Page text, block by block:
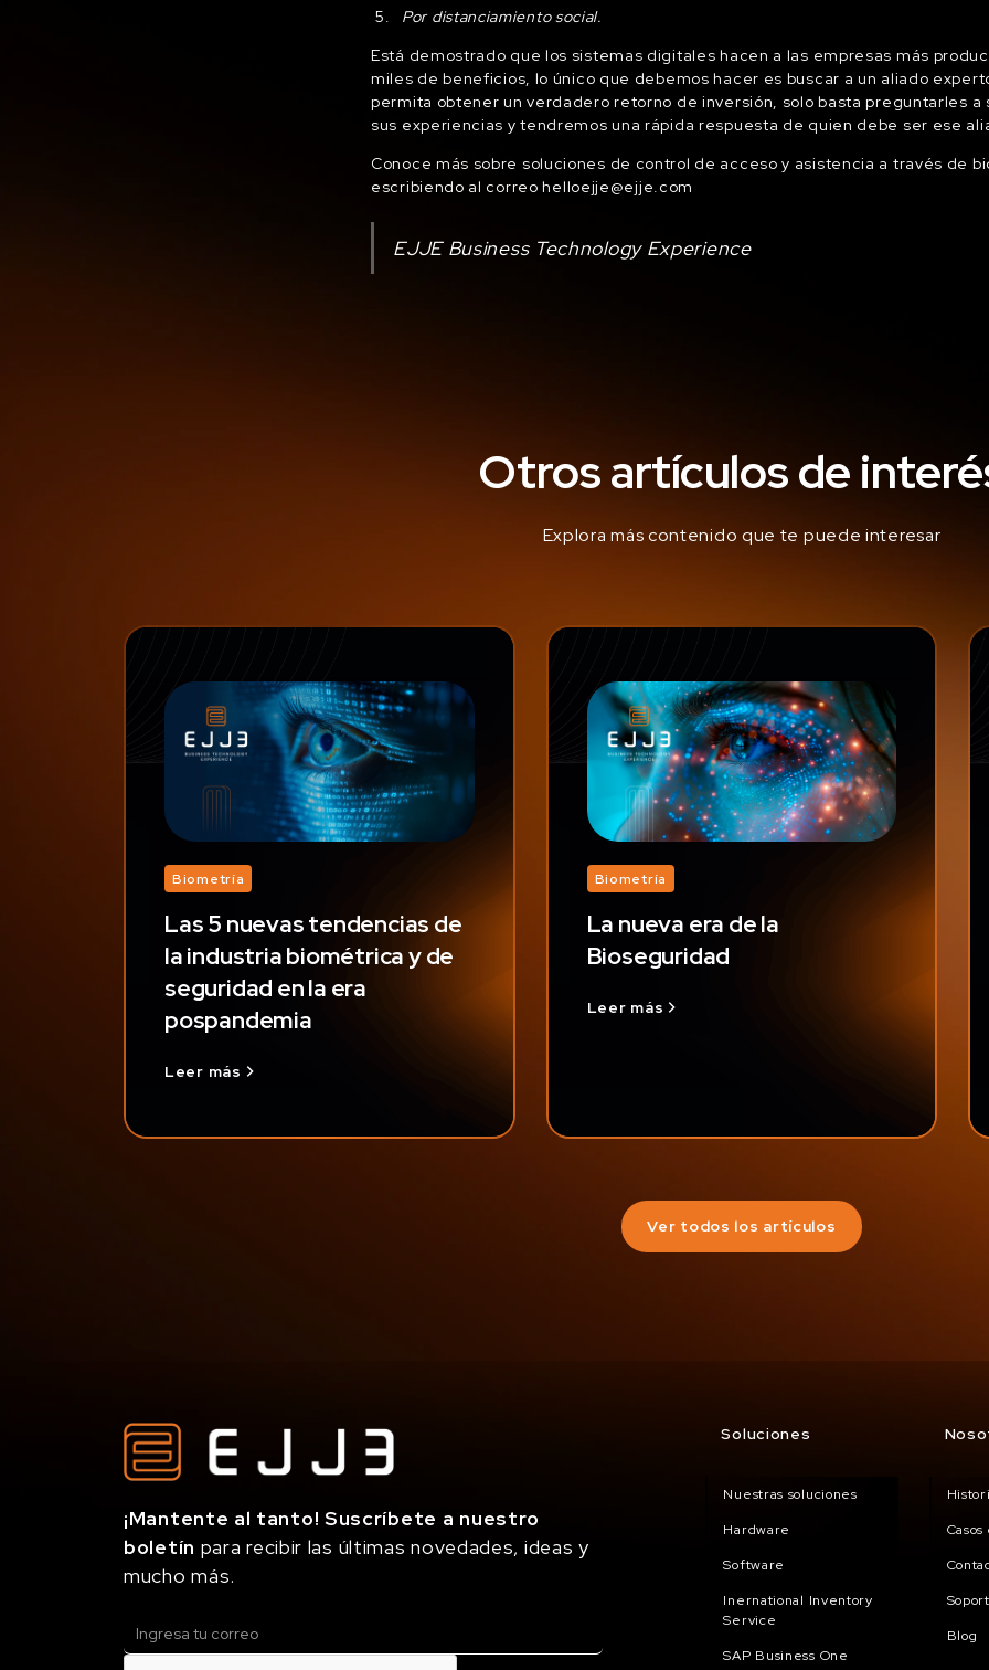
Por distanciamiento social.
Está demostrado que los sistemas digitales hacen a las empresas más
miles de beneficios, lo único que debemos hacer es buscar a un aliado
permita obtener un verdadero retorno de inversión, solo basta preguntarles a
sus experiencias y tendremos una rápida respuesta de quien debe ser ese
Conoce más sobre soluciones de control de acceso y asistencia a través de
escribiendo al correohelloejje@ejje.com
EJJE Business Technology Experience
Otros artículos de
Explora más contenido que te puede interesar
Biometría
Las 5 nuevas tendencias de
la industria biométrica y de
seguridad en la era
pospandemia
Leer más
Biometría
La nueva era de la
Bioseguridad
Leer más
Ver todos los artículos
¡Mantente al tanto! Suscríbete a nuestro
boletín para recibir las últimas novedades, ideas y
mucho más.
Soluciones
Nuestras soluciones
Hardware
Software
Inernational Inventory
Service
SAP Business One
Blog